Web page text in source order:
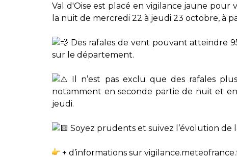
Val d'Oise est placé en vigilance jaune pour
la nuit de mercredi 22 à jeudi 23 octobre, à
Des rafales de vent pouvant atteindre
sur le département.
Il n’est pas exclu que des rafales
notamment en seconde partie de nuit et
jeudi.
Soyez prudents et suivez l’évolution de
+ d’informations sur